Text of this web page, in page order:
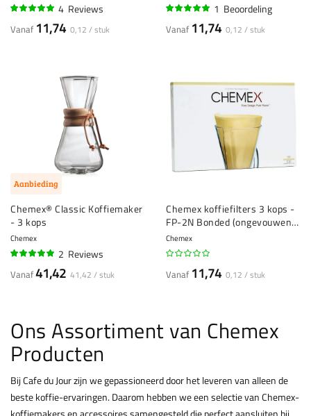
4 Reviews
Vanaf 11,74 0,12 / stuk
1 Beoordeling
Vanaf 11,74 0,12 / stuk
Aanbieding
Chemex® Classic Koffiemaker
- 3 kops
Chemex
2 Reviews
Vanaf41,42 41,42 / stuk
Chemex koffiefilters 3 kops -
FP-2N Bonded (ongevouwen,
ongebleekt) - 100 stuks
Chemex
Vanaf 11,74 0,12 / stuk
Ons Assortiment van Chemex
Producten
Bij Cafe du Jour zijn we gepassioneerd door het leveren van alleen de
beste koffie-ervaringen. Daarom hebben we een selectie van Chemex-